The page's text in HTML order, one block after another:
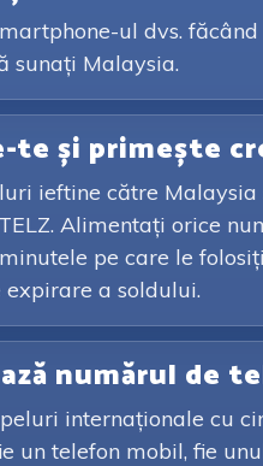
ul dvs.
sunați Malaysia.
te și primește
ieftine către
Alimentați orice
pe care le
a soldului.
numărul de
internaționale cu
un telefon mobil, fie